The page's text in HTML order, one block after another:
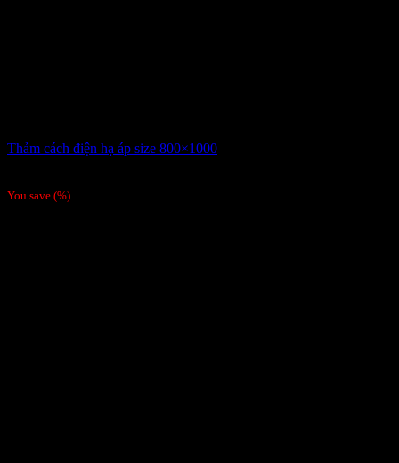
Thảm cách điện hạ áp size 800×1000
You save (%)